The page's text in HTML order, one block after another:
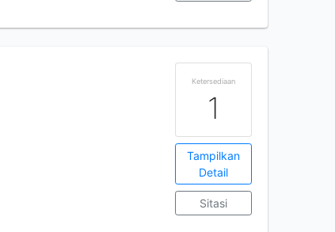
Ketersediaan
1
Tampilkan
Detail
Sitasi